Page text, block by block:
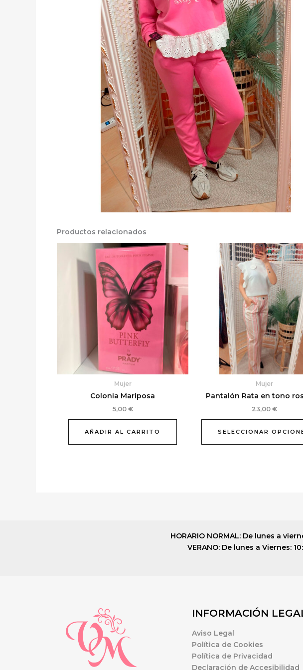
Productos relacionados
Mujer
Colonia Mariposa
5,00 €
AÑADIR AL CARRITO
Mujer
Pantalón Rata en tono
23,00 €
SELECCIONAR
HORARIO NORMAL: De lunes a
VERANO: De lunes a Viernes:
INFORMACIÓN
Aviso Legal
Política de Cookies
Política de Privacidad
Declaración de Accesibilidad